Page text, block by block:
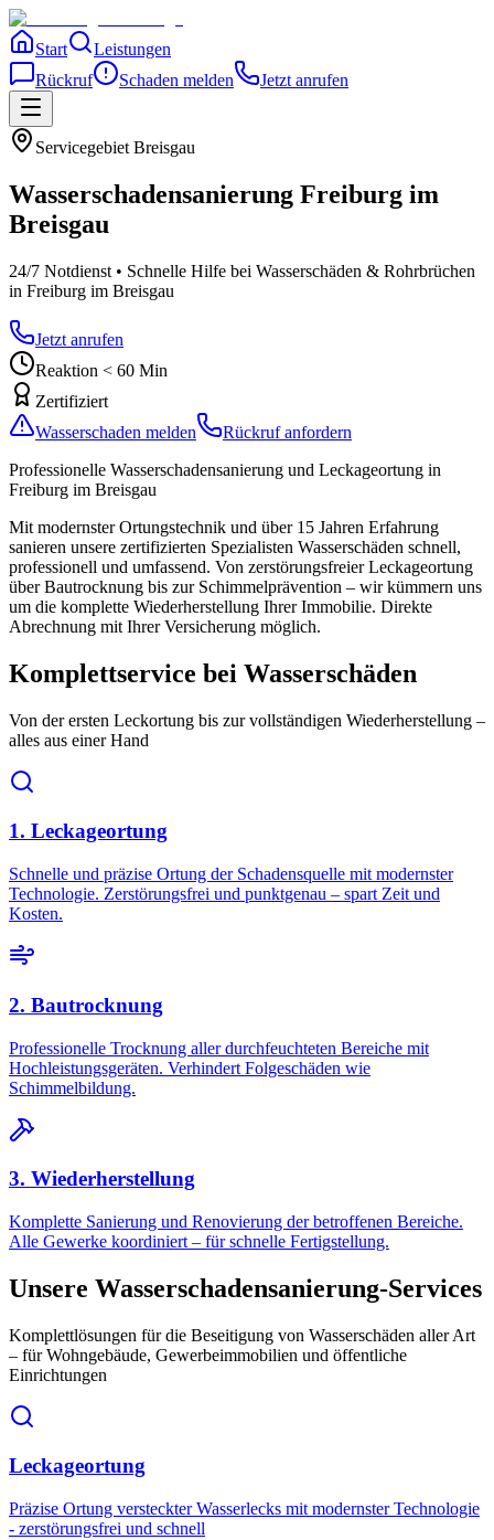
Start
Leistungen
Rückruf
Schaden melden Jetzt anrufen
Servicegebiet Breisgau
Wasserschadensanierung Freiburg im
Breisgau
24/7 Notdienst • Schnelle Hilfe bei Wasserschäden & Rohrbrüchen
in Freiburg im Breisgau
Jetzt anrufen
Reaktion < 60 Min
Zertifiziert
Wasserschaden melden
Rückruf anfordern
Professionelle Wasserschadensanierung und Leckageortung in
Freiburg im Breisgau
Mit modernster Ortungstechnik und über 15 Jahren Erfahrung
sanieren unsere zertifizierten Spezialisten Wasserschäden schnell,
professionell und umfassend. Von zerstörungsfreier Leckageortung
über Bautrocknung bis zur Schimmelprävention – wir kümmern uns
um die komplette Wiederherstellung Ihrer Immobilie. Direkte
Abrechnung mit Ihrer Versicherung möglich.
Komplettservice bei Wasserschäden
Von der ersten Leckortung bis zur vollständigen Wiederherstellung –
alles aus einer Hand
1. Leckageortung
Schnelle und präzise Ortung der Schadensquelle mit modernster
Technologie. Zerstörungsfrei und punktgenau – spart Zeit und
Kosten.
2. Bautrocknung
Professionelle Trocknung aller durchfeuchteten Bereiche mit
Hochleistungsgeräten. Verhindert Folgeschäden wie
Schimmelbildung.
3. Wiederherstellung
Komplette Sanierung und Renovierung der betroffenen Bereiche.
Alle Gewerke koordiniert – für schnelle Fertigstellung.
Unsere Wasserschadensanierung-Services
Komplettlösungen für die Beseitigung von Wasserschäden aller Art
– für Wohngebäude, Gewerbeimmobilien und öffentliche
Einrichtungen
Leckageortung
Präzise Ortung versteckter Wasserlecks mit modernster Technologie
- zerstörungsfrei und schnell